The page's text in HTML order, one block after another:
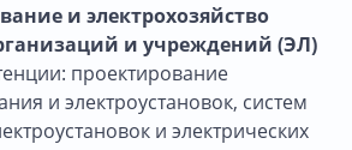
и электрохозяйство
и учреждений (ЭЛ)
проектирование
и электроустановок, систем
и электрических